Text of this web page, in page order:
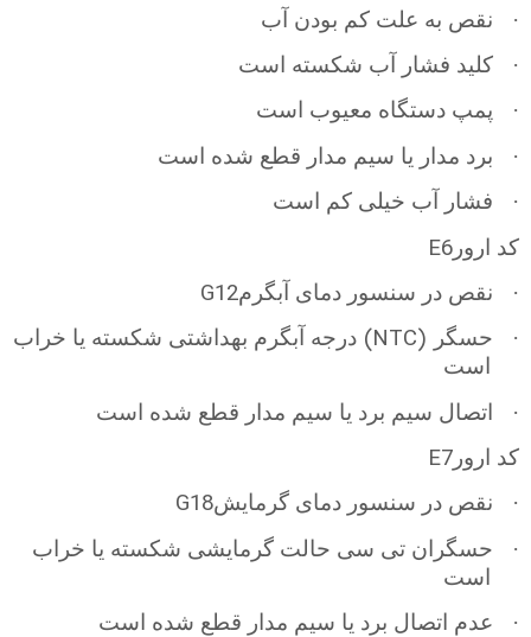
·
نقص به علت کم بودن آب
·
کلید فشار آب شکسته است
·
پمپ دستگاه معیوب است
·
برد مدار یا سیم مدار قطع شده است
·
فشار آب خیلی کم است
کد ارور E6
· نقص در سنسور دمای آبگرمG12
· حسگر (NTC) درجه آبگرم بهداشتی شکسته یا خراب
است
·
اتصال سیم برد یا سیم مدار قطع شده است
کد ارور E7
· نقص در سنسور دمای گرمایشG18
·
حسگران تی سی حالت گرمایشی شکسته یا خراب
است
·
عدم اتصال برد یا سیم مدار قطع شده است